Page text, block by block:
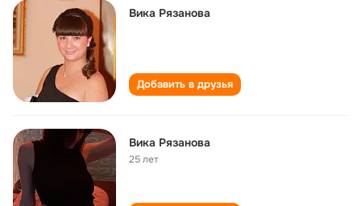
Вика Рязанова
Добавить в друзья
Вика Рязанова
25 лет